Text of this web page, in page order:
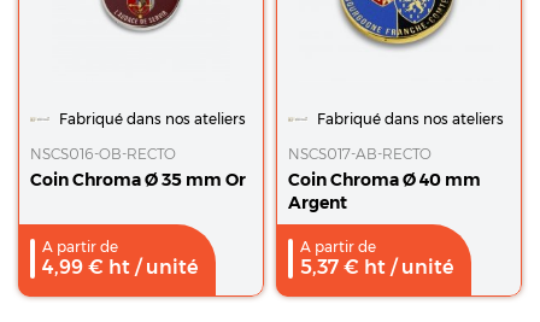
Fabriqué dans nos ateliers
NSCS016-OB-RECTO
Coin Chroma Ø 35 mm Or
A partir de
4,99 € ht / unité
Fabriqué dans nos ateliers
NSCS017-AB-RECTO
Coin Chroma Ø 40 mm
Argent
A partir de
5,37 € ht / unité